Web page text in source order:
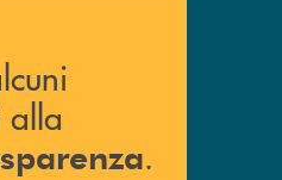
? Vai alla pagina della
alla
.